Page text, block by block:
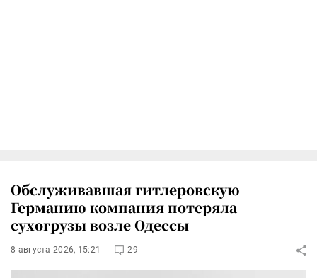
Обслуживавшая гитлеровскую
Германию компания потеряла
сухогрузы возле Одессы
8 августа 2026, 15:21 29